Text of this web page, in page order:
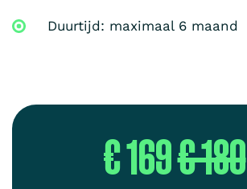
Duurtijd: maximaal 6 maand
€ 169€ 180